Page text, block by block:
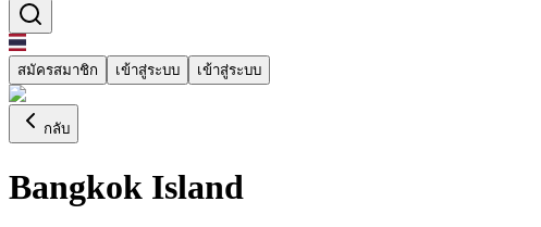
สมัครสมาชิก เข้าสู่ระบบ เข้าสู่ระบบ
กลับ
Bangkok Island